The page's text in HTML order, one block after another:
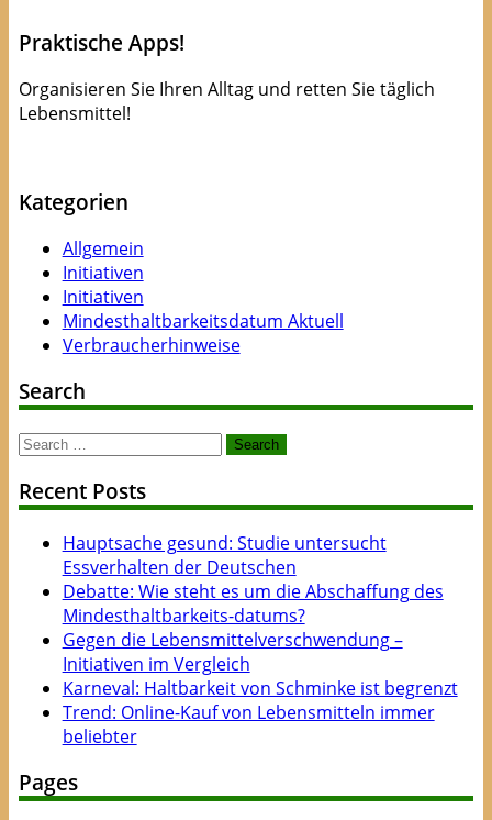
Praktische Apps!
Organisieren Sie Ihren Alltag und retten Sie täglich
Lebensmittel!
Kategorien
Allgemein
Initiativen
Initiativen
Mindesthaltbarkeitsdatum Aktuell
Verbraucherhinweise
Search
Search
Recent Posts
Hauptsache gesund: Studie untersucht
Essverhalten der Deutschen
Debatte: Wie steht es um die Abschaffung des
Mindesthaltbarkeits-datums?
Gegen die Lebensmittelverschwendung –
Initiativen im Vergleich
Karneval: Haltbarkeit von Schminke ist begrenzt
Trend: Online-Kauf von Lebensmitteln immer
beliebter
Pages